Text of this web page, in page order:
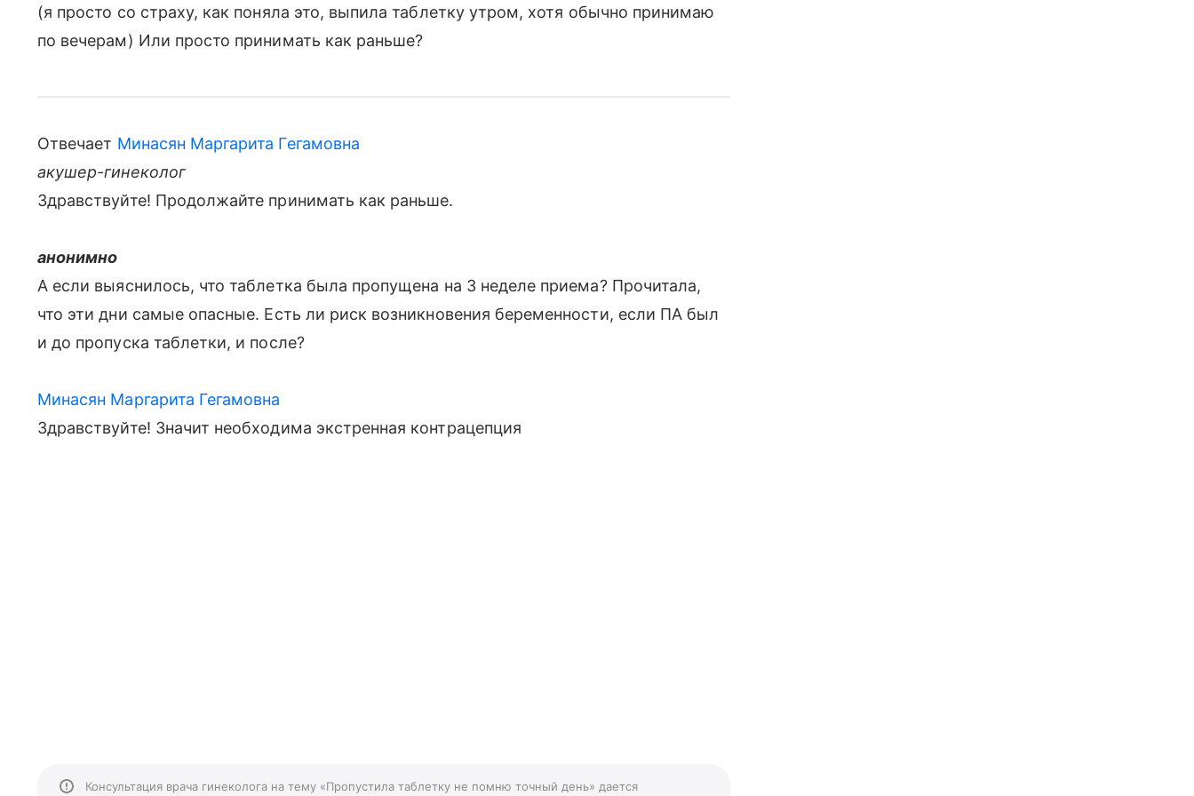
(я просто со страху, как поняла это, выпила таблетку утром, хотя обычно принимаю
по вечерам) Или просто принимать как раньше?
Отвечает Минасян Маргарита Гегамовна
акушер-гинеколог
Здравствуйте! Продолжайте принимать как раньше.
анонимно
А если выяснилось, что таблетка была пропущена на 3 неделе приема? Прочитала,
что эти дни самые опасные. Есть ли риск возникновения беременности, если ПА был
и до пропуска таблетки, и после?
Минасян Маргарита Гегамовна
Здравствуйте! Значит необходима экстренная контрацепция
Консультация врача гинеколога на тему «Пропустила таблетку не помню точный день» дается